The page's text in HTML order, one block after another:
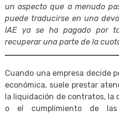
un aspecto que a menudo
puede traducirse en una
IAE ya se ha pagado por
recuperar una parte de la
Cuando una empresa decide
económica, suele prestar
la liquidación de contratos, la
o el cumplimiento de las